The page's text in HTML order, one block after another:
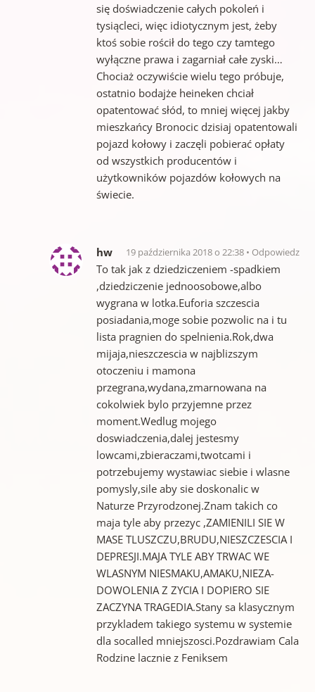
się doświadczenie całych pokoleń i
tysiącleci, więc idiotycznym jest, żeby
ktoś sobie rościł do tego czy tamtego
wyłączne prawa i zagarniał całe zyski…
Chociaż oczywiście wielu tego próbuje,
ostatnio bodajże heineken chciał
opatentować słód, to mniej więcej jakby
mieszkańcy Bronocic dzisiaj opatentowali
pojazd kołowy i zaczęli pobierać opłaty
od wszystkich producentów i
użytkowników pojazdów kołowych na
świecie.
hw 19 października 2018 o 22:38 Odpowiedz
To tak jak z dziedziczeniem -spadkiem
,dziedziczenie jednoosobowe,albo
wygrana w lotka.Euforia szczescia
posiadania,moge sobie pozwolic na i tu
lista pragnien do spelnienia.Rok,dwa
mijaja,nieszczescia w najblizszym
otoczeniu i mamona
przegrana,wydana,zmarnowana na
cokolwiek bylo przyjemne przez
moment.Wedlug mojego
doswiadczenia,dalej jestesmy
lowcami,zbieraczami,twotcami i
potrzebujemy wystawiac siebie i wlasne
pomysly,sile aby sie doskonalic w
Naturze Przyrodzonej.Znam takich co
maja tyle aby przezyc ,ZAMIENILI SIE W
MASE TLUSZCZU,BRUDU,NIESZCZESCIA I
DEPRESJI.MAJA TYLE ABY TRWAC WE
WLASNYM NIESMAKU,AMAKU,NIEZA-
DOWOLENIA Z ZYCIA I DOPIERO SIE
ZACZYNA TRAGEDIA.Stany sa klasycznym
przykladem takiego systemu w systemie
dla socalled mniejszosci.Pozdrawiam Cala
Rodzine lacznie z Feniksem